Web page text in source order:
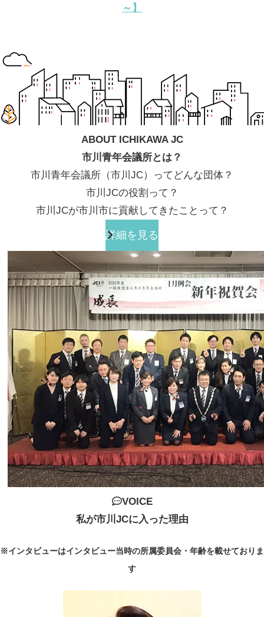
～】
ABOUT ICHIKAWA JC
市川青年会議所とは？
市川青年会議所（市川JC）ってどんな団体？
市川JCの役割って？
市川JCが市川市に貢献してきたことって？
詳細を見る
VOICE
私が市川JCに入った理由
※インタビューはインタビュー当時の所属委員会・年齢を載せておりま
す